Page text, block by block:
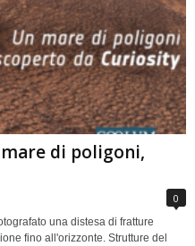
di poligoni,
0
una distesa di fratture
fino all'orizzonte. Strutture del